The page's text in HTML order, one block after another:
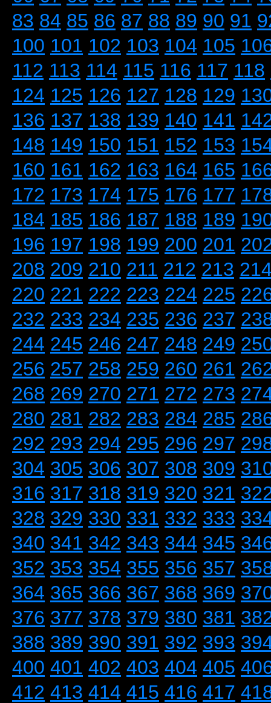
83 84 85 86 87 88 89 90 91
100 101 102 103 104 105
112 113 114 115 116 117 118
124 125 126 127 128 129
136 137 138 139 140 141
148 149 150 151 152 153
160 161 162 163 164 165
172 173 174 175 176 177
184 185 186 187 188 189
196 197 198 199 200 201
208 209 210 211 212 213
220 221 222 223 224 225
232 233 234 235 236 237
244 245 246 247 248 249
256 257 258 259 260 261
268 269 270 271 272 273
280 281 282 283 284 285
292 293 294 295 296 297
304 305 306 307 308 309
316 317 318 319 320 321
328 329 330 331 332 333
340 341 342 343 344 345
352 353 354 355 356 357
364 365 366 367 368 369
376 377 378 379 380 381
388 389 390 391 392 393
400 401 402 403 404 405
412 413 414 415 416 417